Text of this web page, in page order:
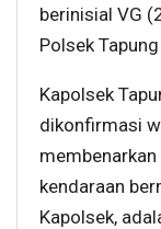
berinisial VG
Polsek
Kapolsek
dikonfirmasi
kendaraan
Kapolsek,